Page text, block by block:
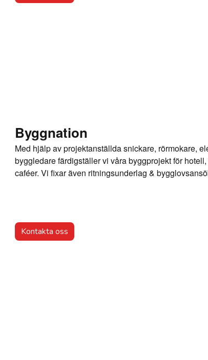
Byggnation
Med hjälp av projektanställda snickare, rörmokare,
byggledare färdigställer vi våra byggprojekt för
caféer. Vi fixar även ritningsunderlag &
Kontakta oss